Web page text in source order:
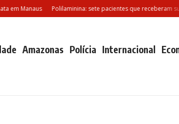
Manaus Polilaminina: sete pacientes que receberam
Amazonas Polícia Internacional